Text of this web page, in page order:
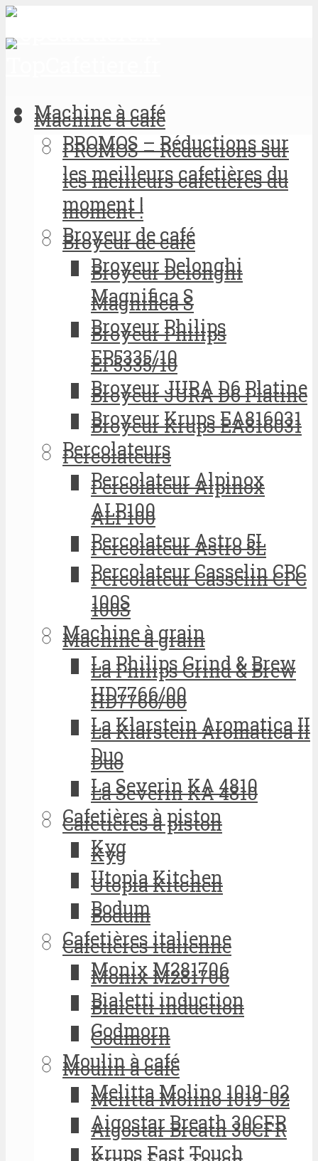
Machine à café
PROMOS – Réductions sur
les meilleurs cafetières du
moment !
Broyeur de café
Broyeur Delonghi
Magnifica S
Broyeur Philips
EP5335/10
Broyeur JURA D6 Platine
Broyeur Krups EA816031
Percolateurs
Percolateur Alpinox
ALP100
Percolateur Astro 5L
Percolateur Casselin CPC
100S
Machine à grain
La Philips Grind & Brew
HD7766/00
La Klarstein Aromatica II
Duo
La Severin KA 4810
Cafetières à piston
Kyg
Utopia Kitchen
Bodum
Cafetières italienne
Monix M281706
Bialetti induction
Godmorn
Moulin à café
Melitta Molino 1019-02
Aigostar Breath 30CFR
Krups Fast Touch
Machine à café
PROMOS – Réductions sur
les meilleurs cafetières du
moment !
Broyeur de café
Broyeur Delonghi
Magnifica S
Broyeur Philips
EP5335/10
Broyeur JURA D6 Platine
Broyeur Krups EA816031
Percolateurs
Percolateur Alpinox
ALP100
Percolateur Astro 5L
Percolateur Casselin CPC
100S
Machine à grain
La Philips Grind & Brew
HD7766/00
La Klarstein Aromatica II
Duo
La Severin KA 4810
Cafetières à piston
Kyg
Utopia Kitchen
Bodum
Cafetières italienne
Monix M281706
Bialetti induction
Godmorn
Moulin à café
Melitta Molino 1019-02
Aigostar Breath 30CFR